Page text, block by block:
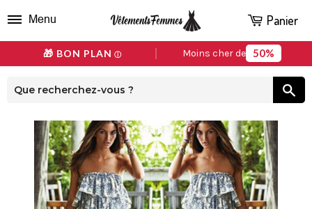
🎁 BON PLAN ⓘ Moins cher de 50%
Menu Panier